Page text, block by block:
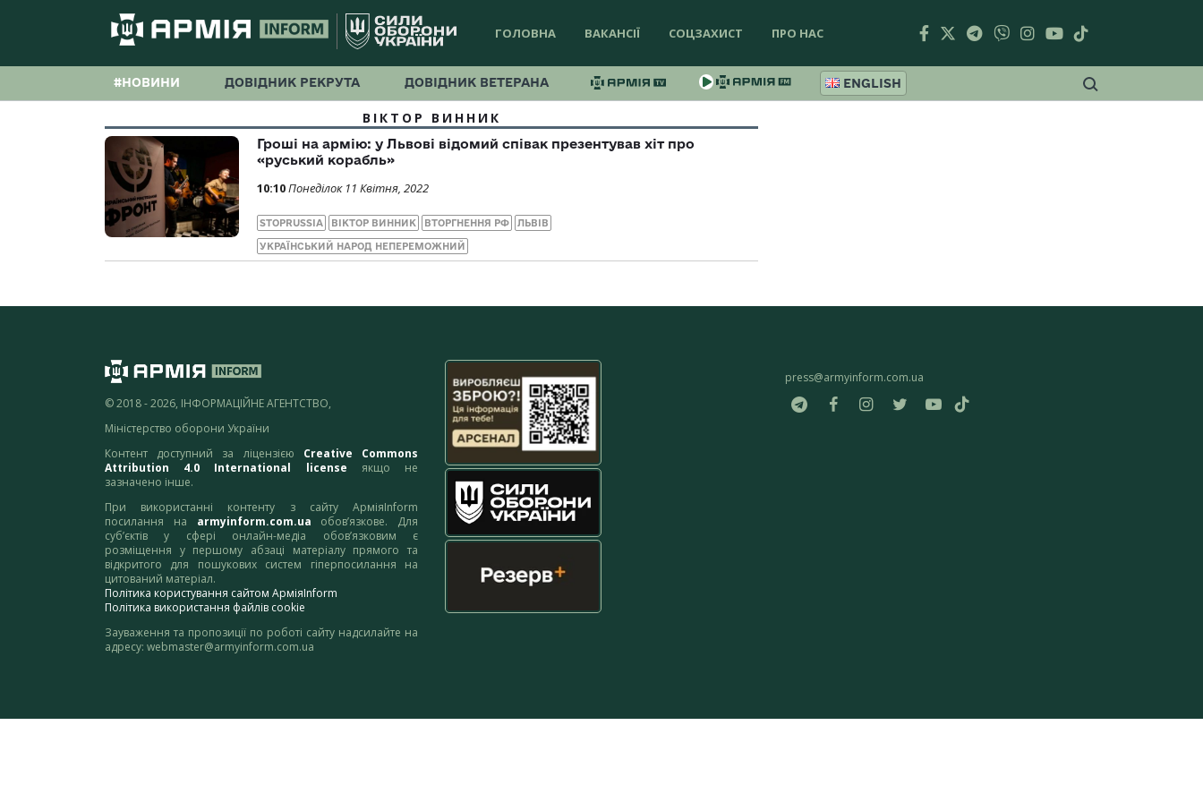
ГОЛОВНА ВАКАНСІЇ СОЦЗАХИСТ ПРО НАС
#НОВИНИ ДОВІДНИК РЕКРУТА ДОВІДНИК ВЕТЕРАНА ENGLISH
ВІКТОР ВИННИК
Гроші на армію: у Львові відомий співак презентував хіт про
«руський корабль»
10:10Понеділок 11 Квітня, 2022
STOPRUSSIA ВІКТОР ВИННИК ВТОРГНЕННЯ РФ ЛЬВІВ
УКРАЇНСЬКИЙ НАРОД НЕПЕРЕМОЖНИЙ
© 2018 - 2026, ІНФОРМАЦІЙНЕ АГЕНТСТВО,
Міністерство оборони України
Контент доступний за ліцензією Creative Commons
Attribution 4.0 International license якщо не
зазначено інше.
При використанні контенту з сайту АрміяInform
посилання на armyinform.com.ua обов’язкове. Для
суб’єктів у сфері онлайн-медіа обов’язковим є
розміщення у першому абзаці матеріалу прямого та
відкритого для пошукових систем гіперпосилання на
цитований матеріал.
Політика користування сайтом АрміяInform
Політика використання файлів cookie
Зауваження та пропозиції по роботі сайту надсилайте на
адресу: webmaster@armyinform.com.ua
press@armyinform.com.ua